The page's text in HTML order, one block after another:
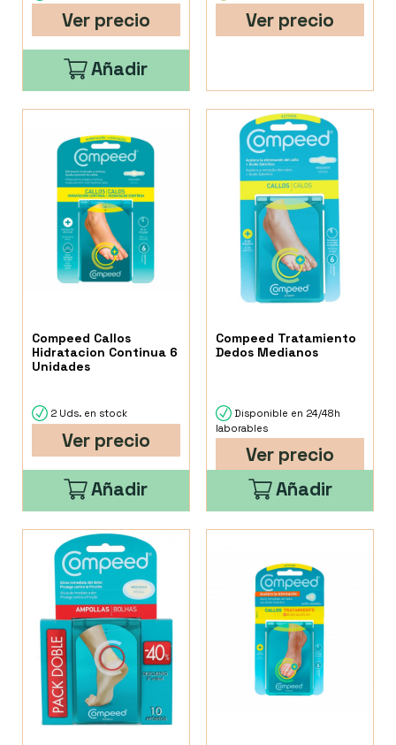
Ver precio
Añadir
Ver precio
Compeed Callos
Hidratacion Continua 6
Unidades
2 Uds. en stock
Ver precio
Añadir
Compeed Tratamiento
Dedos Medianos
Disponible en 24/48h
laborables
Ver precio
Añadir